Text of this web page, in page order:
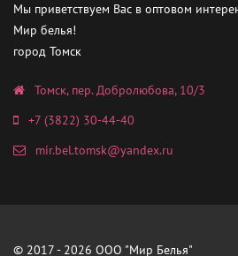
Мы приветствуем Вас в оптовом
Мир белья!
город Томск
Томск, пер. Добролюбова, 10/3
+7 (3822) 30-44-40
mir.bel.tomsk@yandex.ru
© 2017 - 2026 ООО "Мир Белья"